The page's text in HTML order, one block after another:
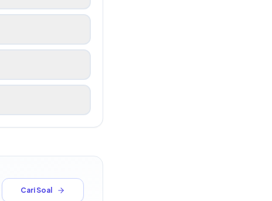
Cari Soal